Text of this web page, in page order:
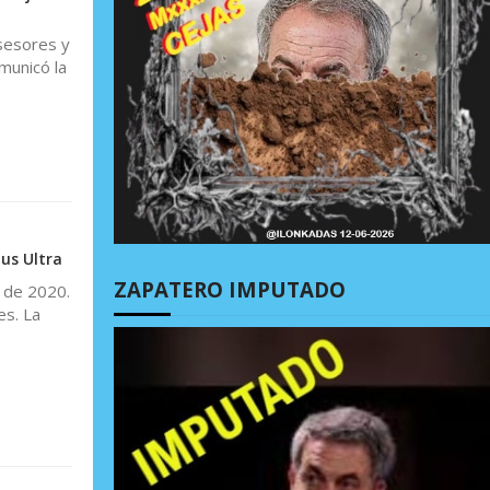
y
la
Ultra
2020.
La
ZAPATERO IMPUTADO